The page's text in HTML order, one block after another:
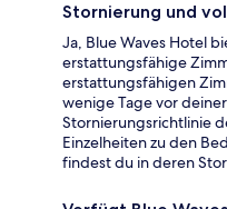
Stornierung und
Ja, Blue Waves Hotel
erstattungsfähige
erstattungsfähigen
wenige Tage vor
Stornierungsrichtlinie
Einzelheiten zu den
findest du in deren